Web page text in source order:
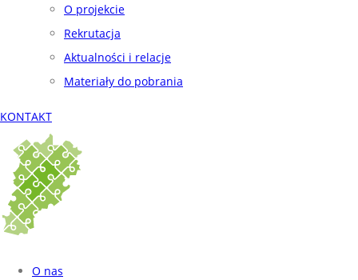
O projekcie
Rekrutacja
Aktualności i relacje
Materiały do pobrania
KONTAKT
O nas